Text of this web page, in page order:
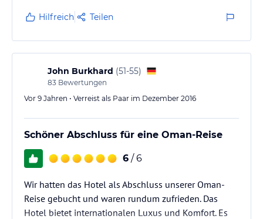
werden gestellt), Spa- und Sportbereich (Fitness,
Tennis, Minigolf), Shoppingmall, imposante
Eingangshalle. Poollanschaft sehr überschaubar,
ganz nett: der „Lazy River“, lange 90cm tiefe
Stromanlage, die sich entlang der…
Hilfreich Teilen
John Burkhard (51-55)
83 Bewertungen
Vor 9 Jahren • Verreist als Paar im Dezember 2016
Schöner Abschluss für eine Oman-Reise
6 / 6
Wir hatten das Hotel als Abschluss unserer Oman-
Reise gebucht und waren rundum zufrieden. Das
Hotel bietet internationalen Luxus und Komfort. Es